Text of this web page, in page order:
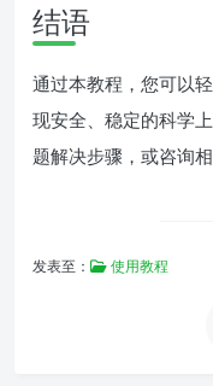
结语
通过本教程，您可以
现安全、稳定的科学
题解决步骤，或咨询相
发表至： 使用教程